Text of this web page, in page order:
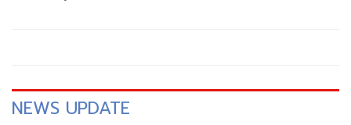
NEWS UPDATE